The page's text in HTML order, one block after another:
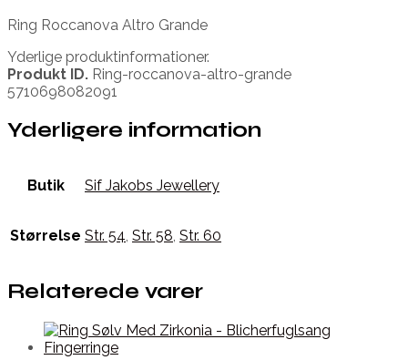
Ring Roccanova Altro Grande
Yderlige produktinformationer.
Produkt ID. Ring-roccanova-altro-grande
5710698082091
Yderligere information
Butik Sif Jakobs Jewellery
Størrelse Str. 54, Str. 58, Str. 60
Relaterede varer